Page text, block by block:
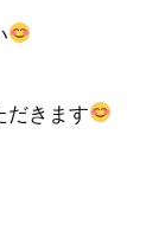
だきます